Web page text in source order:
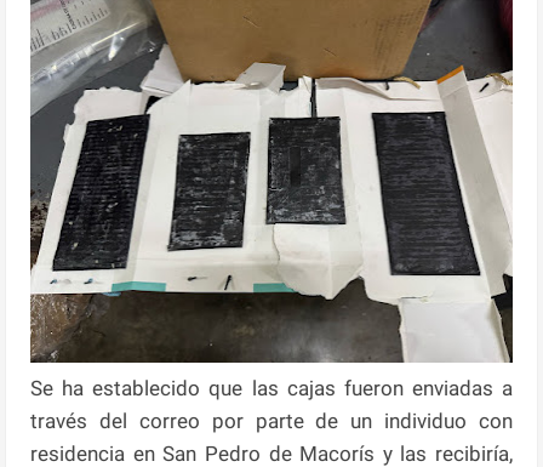
Se ha establecido que las cajas fueron enviadas a
través del correo por parte de un individuo con
residencia en San Pedro de Macorís y las recibiría,